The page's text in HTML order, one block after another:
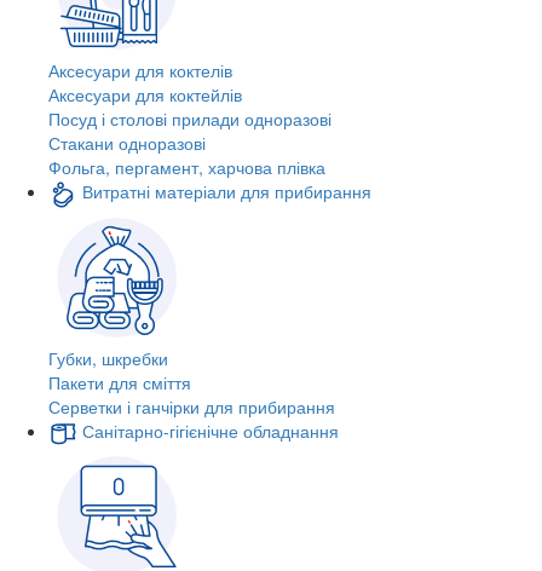
Аксесуари для коктелів
Аксесуари для коктейлів
Посуд і столові прилади одноразові
Стакани одноразові
Фольга, пергамент, харчова плівка
Витратні матеріали для прибирання
Губки, шкребки
Пакети для сміття
Серветки і ганчірки для прибирання
Санітарно-гігієнічне обладнання